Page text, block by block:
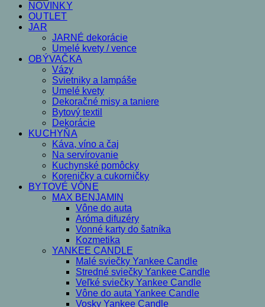
NOVINKY
OUTLET
JAR
JARNÉ dekorácie
Umelé kvety / vence
OBÝVAČKA
Vázy
Svietniky a lampáše
Umelé kvety
Dekoračné misy a taniere
Bytový textil
Dekorácie
KUCHYŇA
Káva, víno a čaj
Na servírovanie
Kuchynské pomôcky
Koreničky a cukorničky
BYTOVÉ VÔNE
MAX BENJAMIN
Vône do auta
Aróma difuzéry
Vonné karty do šatníka
Kozmetika
YANKEE CANDLE
Malé sviečky Yankee Candle
Stredné sviečky Yankee Candle
Veľké sviečky Yankee Candle
Vône do auta Yankee Candle
Vosky Yankee Candle